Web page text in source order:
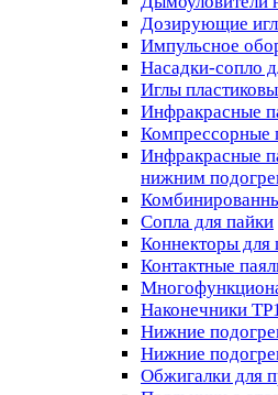
Дозирующие
Импульсное
Насадки-сопло
Иглы
Инфракрасные
Компрессорные
Инфракрасные
нижним
Сопла для пайки
Коннекторы для
Контактные
Наконечники
Нижние
Нижние
Обжигалки для